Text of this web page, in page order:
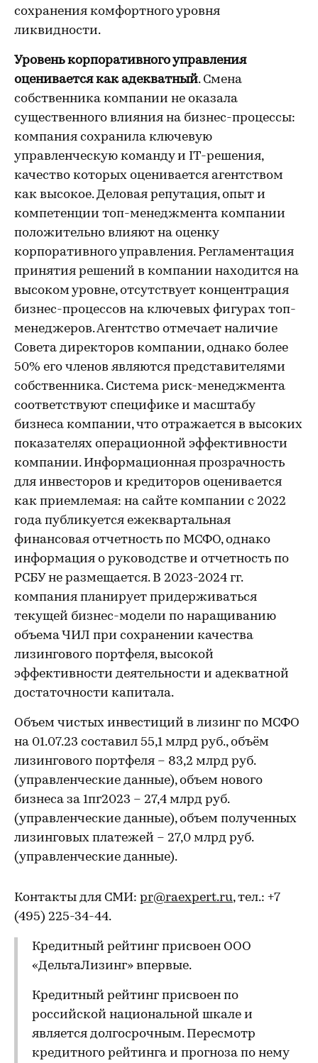
сохранения комфортного уровня
ликвидности.
Уровень корпоративного управления
оценивается как адекватный. Смена
собственника компании не оказала
существенного влияния на бизнес-процессы:
компания сохранила ключевую
управленческую команду и IT-решения,
качество которых оценивается агентством
как высокое. Деловая репутация, опыт и
компетенции топ-менеджмента компании
положительно влияют на оценку
корпоративного управления. Регламентация
принятия решений в компании находится на
высоком уровне, отсутствует концентрация
бизнес-процессов на ключевых фигурах топ-
менеджеров. Агентство отмечает наличие
Совета директоров компании, однако более
50% его членов являются представителями
собственника. Система риск-менеджмента
соответствуют специфике и масштабу
бизнеса компании, что отражается в высоких
показателях операционной эффективности
компании. Информационная прозрачность
для инвесторов и кредиторов оценивается
как приемлемая: на сайте компании с 2022
года публикуется ежеквартальная
финансовая отчетность по МСФО, однако
информация о руководстве и отчетность по
РСБУ не размещается. В 2023-2024 гг.
компания планирует придерживаться
текущей бизнес-модели по наращиванию
объема ЧИЛ при сохранении качества
лизингового портфеля, высокой
эффективности деятельности и адекватной
достаточности капитала.
Объем чистых инвестиций в лизинг по МСФО
на 01.07.23 составил 55,1 млрд руб., объём
лизингового портфеля – 83,2 млрд руб.
(управленческие данные), объем нового
бизнеса за 1пг2023 – 27,4 млрд руб.
(управленческие данные), объем полученных
лизинговых платежей – 27,0 млрд руб.
(управленческие данные).
Контакты для СМИ: pr@raexpert.ru, тел.: +7
(495) 225-34-44.
Кредитный рейтинг присвоен ООО
«ДельтаЛизинг» впервые.
Кредитный рейтинг присвоен по
российской национальной шкале и
является долгосрочным. Пересмотр
кредитного рейтинга и прогноза по нему